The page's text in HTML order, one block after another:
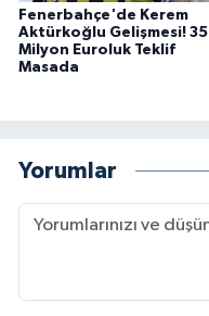
Fenerbahçe'de Kerem
Aktürkoğlu Gelişmesi! 35
Milyon Euroluk Teklif
Masada
Yorumlar